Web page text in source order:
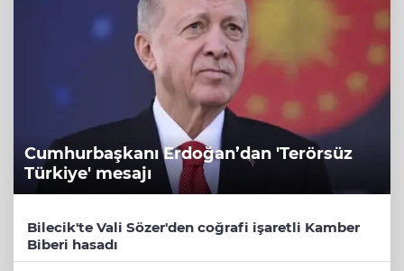
Cumhurbaşkanı Erdoğan’dan 'Terörsüz
Türkiye' mesajı
Bilecik'te Vali Sözer'den coğrafi işaretli Kamber
Biberi hasadı